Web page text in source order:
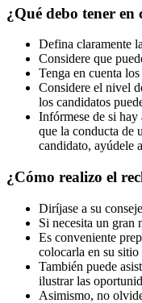
¿Qué debo tener en
Defina claramente
Considere que
Tenga en cuenta
Considere el nivel
los candidatos
Infórmese de si hay
que la conducta de
candidato, ayúdele
¿Cómo realizo el
Diríjase a su
Si necesita un gran
Es conveniente
colocarla en su sitio
También puede
ilustrar las
Asimismo, no